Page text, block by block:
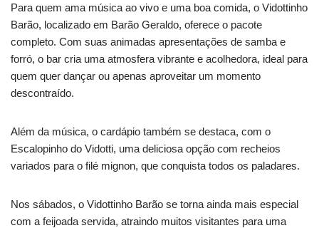
Para quem ama música ao vivo e uma boa comida, o Vidottinho
Barão, localizado em Barão Geraldo, oferece o pacote
completo. Com suas animadas apresentações de samba e
forró, o bar cria uma atmosfera vibrante e acolhedora, ideal para
quem quer dançar ou apenas aproveitar um momento
descontraído.
Além da música, o cardápio também se destaca, com o
Escalopinho do Vidotti, uma deliciosa opção com recheios
variados para o filé mignon, que conquista todos os paladares.
Nos sábados, o Vidottinho Barão se torna ainda mais especial
com a feijoada servida, atraindo muitos visitantes para uma